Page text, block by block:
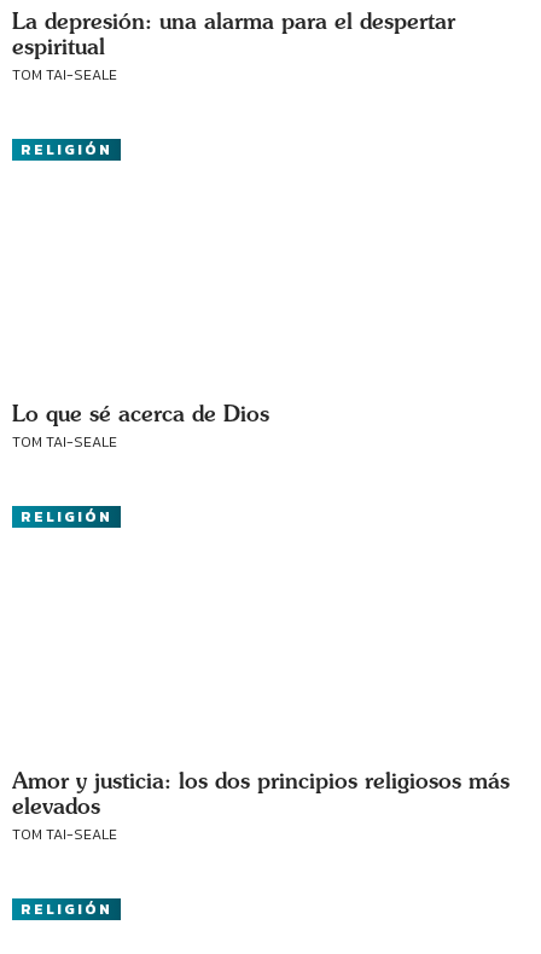
La depresión: una alarma para el despertar
espiritual
TOM TAI-SEALE
RELIGIÓN
Lo que sé acerca de Dios
TOM TAI-SEALE
RELIGIÓN
Amor y justicia: los dos principios religiosos más
elevados
TOM TAI-SEALE
RELIGIÓN